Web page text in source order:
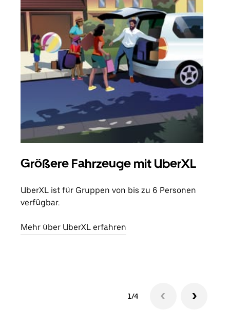
Größere Fahrzeuge mit UberXL
UberXL ist für Gruppen von bis zu 6 Personen
verfügbar.
Mehr über UberXL erfahren
1/4